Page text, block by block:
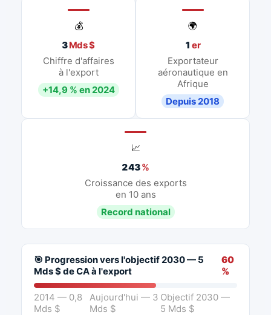
💰
3Mds $
Chiffre d'affaires
à l'export
+14,9 % en 2024
🌍
1 er
Exportateur
aéronautique en
Afrique
Depuis 2018
📈
243%
Croissance des exports
en 10 ans
Record national
🎯 Progression vers l'objectif 2030 — 5
Mds $ de CA à l'export
60
%
2014 — 0,8
Mds $
Aujourd'hui — 3
Mds $
Objectif 2030 —
5 Mds $